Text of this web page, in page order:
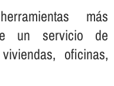
más
un servicio de
oficinas,